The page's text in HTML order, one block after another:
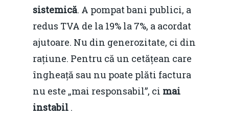
sistemică. A pompat bani publici, a
redus TVA de la 19% la 7%, a acordat
ajutoare. Nu din generozitate, ci din
rațiune. Pentru că un cetățean care
îngheață sau nu poate plăti factura
nu este „mai responsabil”, ci mai
instabil .